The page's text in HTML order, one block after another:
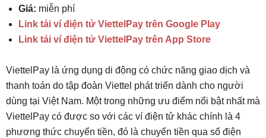
Giá: miễn phí
Link tải ví điện tử ViettelPay trên Google Play
Link tải ví điện tử ViettelPay trên App Store
ViettelPay là ứng dụng di động có chức năng giao dịch và
thanh toán do tập đoàn Viettel phát triển dành cho người
dùng tại Việt Nam. Một trong những ưu điểm nổi bật nhất mà
ViettelPay có được so với các ví điện tử khác chính là 4
phương thức chuyển tiền, đó là chuyển tiền qua số điện